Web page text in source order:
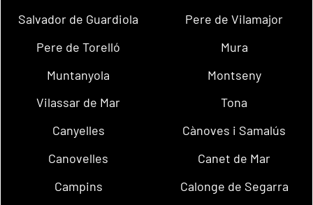
Salvador de Guardiola
Pere de Vilamajor
Pere de Torelló
Mura
Muntanyola
Montseny
Vilassar de Mar
Tona
Canyelles
Cànoves i Samalús
Canovelles
Canet de Mar
Campins
Calonge de Segarra